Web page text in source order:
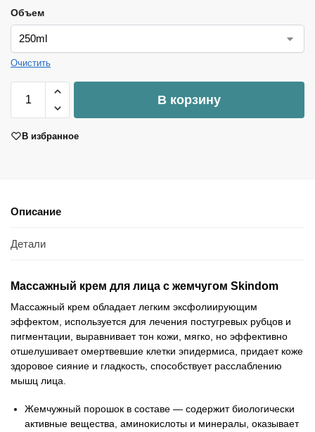
Объем
Очистить
В корзину
В избранное
Описание
Детали
Массажный крем для лица с жемчугом Skindom
Массажный крем обладает легким эксфолиирующим
эффектом, используется для лечения постугревых рубцов и
пигментации, выравнивает тон кожи, мягко, но эффективно
отшелушивает омертвевшие клетки эпидермиса, придает коже
здоровое сияние и гладкость, способствует расслаблению
мышц лица.
Жемчужный порошок в составе — содержит биологически
активные вещества, аминокислоты и минералы, оказывает